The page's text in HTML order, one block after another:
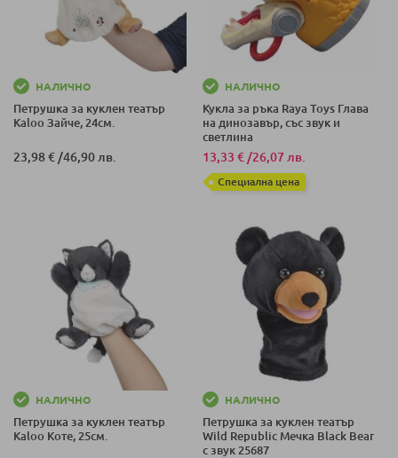
НАЛИЧНО
Петрушка за куклен театър
Kaloo Зайче, 24см.
23,98 €/46,90 лв.
НАЛИЧНО
Кукла за ръка Raya Toys Глава
на динозавър, със звук и
светлина
13,33 €/26,07 лв.
Специална цена
НАЛИЧНО
Петрушка за куклен театър
Kaloo Коте, 25см.
НАЛИЧНО
Петрушка за куклен театър
Wild Republic Мечка Black Bear
с звук 25687